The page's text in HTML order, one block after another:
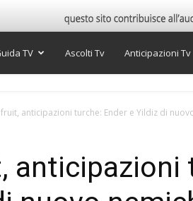
TV Ascolti Tv Anticipazioni Tv
anticipazioni turche: Ender e Yildiz di
anticipazioni